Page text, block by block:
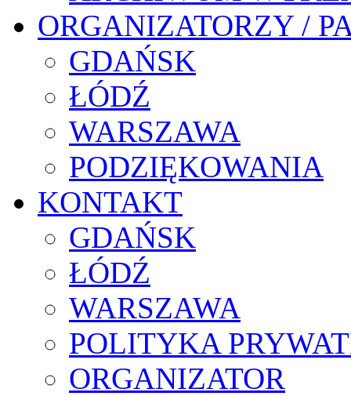
ORGANIZATORZY /
GDAŃSK
ŁÓDŹ
WARSZAWA
PODZIĘKOWANIA
KONTAKT
GDAŃSK
ŁÓDŹ
WARSZAWA
POLITYKA
ORGANIZATOR